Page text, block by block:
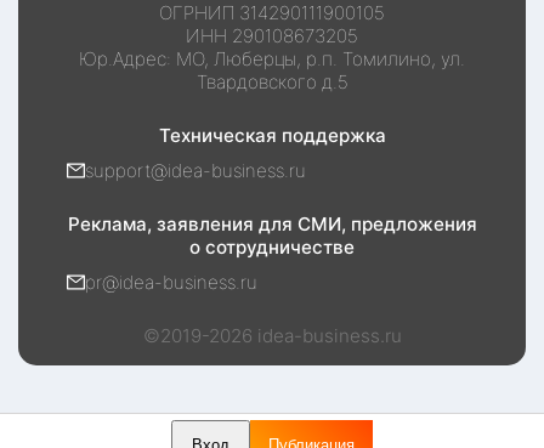
ОГРНИП 314290111900105
ИНН 290108673205
Юр.Адрес: МО, Люберцы, р.п. Томилино, ул.
Твардовского д.5
Техническая поддержка
support@idea-business.ru
Реклама, заявления для СМИ, предложения
о сотрудничестве
pr@idea-business.ru
©2019-2026 idea-business.ru
Вход Публикация